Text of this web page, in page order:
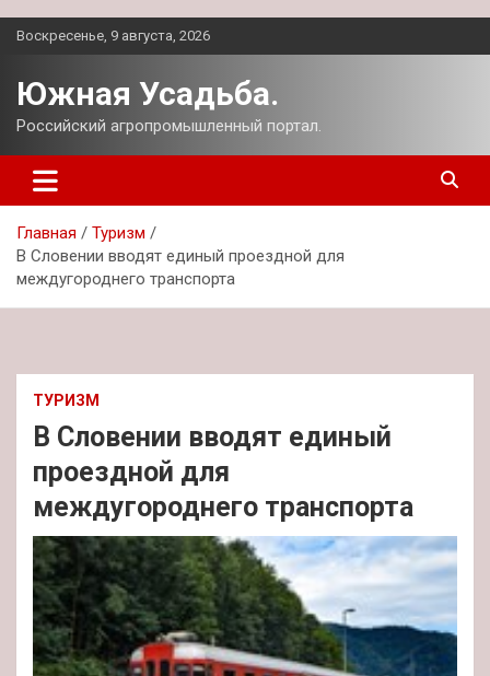
Перейти
Воскресенье, 9 августа, 2026
Южная Усадьба.
Российский агропромышленный портал.
Главная
Туризм
В Словении вводят единый проездной для
междугороднего транспорта
ТУРИЗМ
В Словении вводят единый
проездной для
междугороднего транспорта